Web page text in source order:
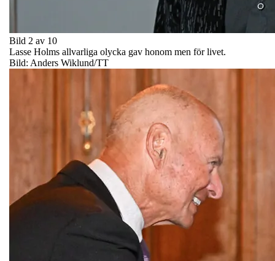
Bild 2 av 10
Lasse Holms allvarliga olycka gav honom men för livet.
Bild: Anders Wiklund/TT